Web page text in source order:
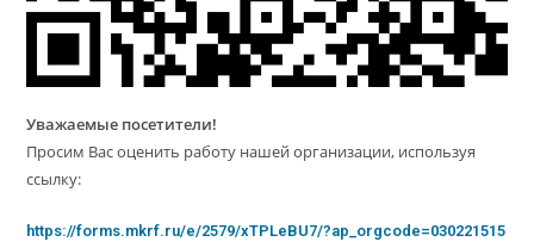
Уважаемые посетители!
Просим Вас оценить работу нашей организации, используя
ссылку:
https://forms.mkrf.ru/e/2579/xTPLeBU7/?ap_orgcode=030221515